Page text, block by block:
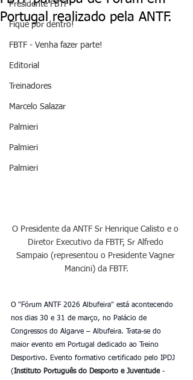
Presidente FBTF
Fique por dentro!
FBTF - Venha fazer parte!
Editorial
Treinadores
Marcelo Salazar
Palmieri
Palmieri
Palmieri
Portugal realizado pela ANTF.
O Presidente da ANTF Sr Henrique Calisto e o
Diretor Executivo da FBTF, Sr Alfredo
Sampaio (representou o Presidente Vagner
Mancini) da FBTF.
O "Fórum ANTF 2026 Albufeira" está acontecendo
nos dias 30 e 31 de março, no Palácio de
Congressos do Algarve – Albufeira. Trata-se do
maior evento em Portugal dedicado ao Treino
Desportivo. Evento formativo certificado pelo IPDJ
(Instituto Português do Desporto e Juventude -